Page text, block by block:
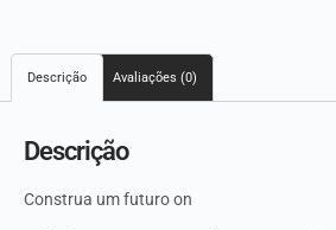
Descrição Avaliações (0)
Descrição
Construa um futuro on